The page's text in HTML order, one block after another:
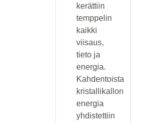
kerättiin
temppelin
kaikki
viisaus,
tieto ja
energia.
Kahdentoista
kristallikallon
energia
yhdistettiin